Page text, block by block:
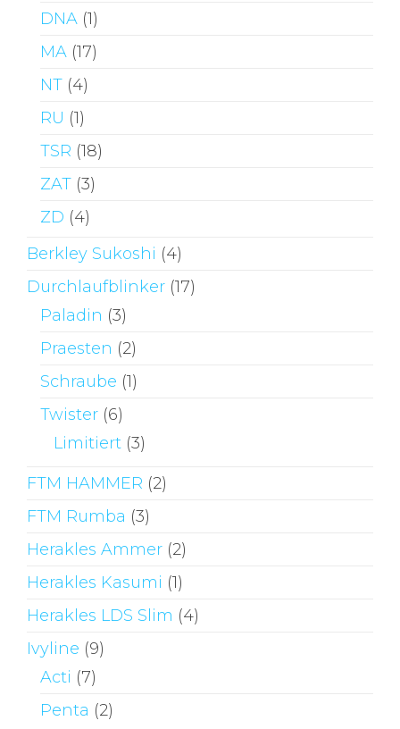
DNA (1)
MA (17)
NT (4)
RU (1)
TSR (18)
ZAT (3)
ZD (4)
Berkley Sukoshi (4)
Durchlaufblinker (17)
Paladin (3)
Praesten (2)
Schraube (1)
Twister (6)
Limitiert (3)
FTM HAMMER (2)
FTM Rumba (3)
Herakles Ammer (2)
Herakles Kasumi (1)
Herakles LDS Slim (4)
Ivyline (9)
Acti (7)
Penta (2)